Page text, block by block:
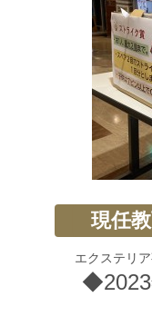
現任
エクステリ
◆2023